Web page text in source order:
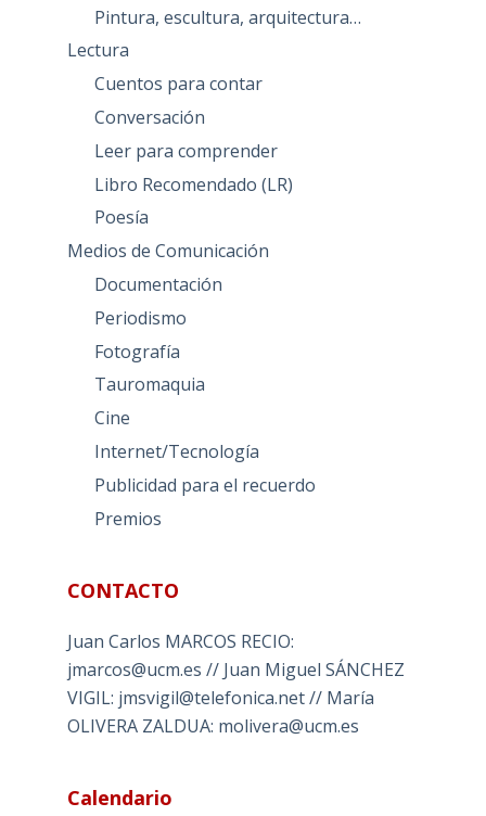
Pintura, escultura, arquitectura…
Lectura
Cuentos para contar
Conversación
Leer para comprender
Libro Recomendado (LR)
Poesía
Medios de Comunicación
Documentación
Periodismo
Fotografía
Tauromaquia
Cine
Internet/Tecnología
Publicidad para el recuerdo
Premios
CONTACTO
Juan Carlos MARCOS RECIO:
jmarcos@ucm.es // Juan Miguel SÁNCHEZ
VIGIL: jmsvigil@telefonica.net // María
OLIVERA ZALDUA: molivera@ucm.es
Calendario